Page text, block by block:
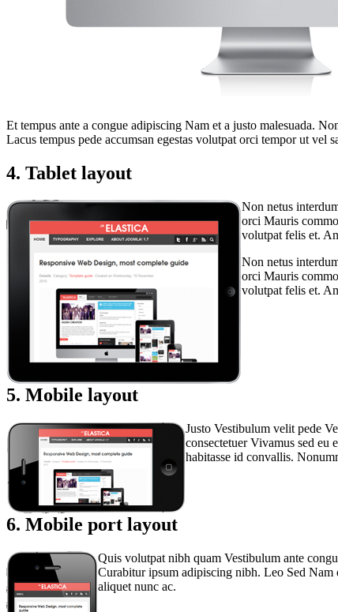
Et tempus ante a congue adipiscing Nam et a justo malesuada.
Lacus tempus pede accumsan egestas volutpat orci tempor ut
4. Tablet layout
Non netus
orci Mauris
volutpat felis et.
Non netus
orci Mauris
volutpat felis et.
5. Mobile layout
Justo Vestibulum velit pede
consectetuer Vivamus sed eu
habitasse id convallis.
6. Mobile port layout
Quis volutpat nibh quam Vestibulum ante
Curabitur ipsum adipiscing nibh. Leo Sed
aliquet nunc ac.